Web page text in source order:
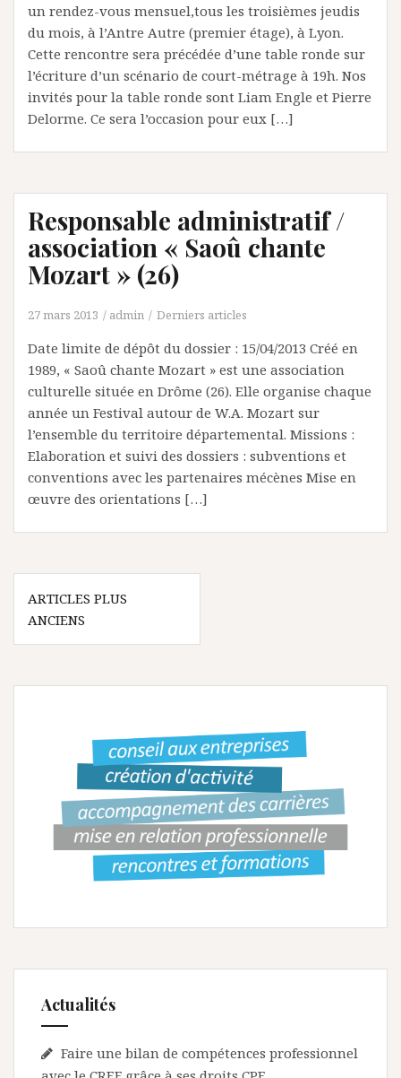
un rendez-vous mensuel,tous les troisièmes jeudis
du mois, à l’Antre Autre (premier étage), à Lyon.
Cette rencontre sera précédée d’une table ronde sur
l’écriture d’un scénario de court-métrage à 19h. Nos
invités pour la table ronde sont Liam Engle et Pierre
Delorme. Ce sera l’occasion pour eux […]
Responsable administratif /
association « Saoû chante
Mozart » (26)
27 mars 2013 admin Derniers articles
Date limite de dépôt du dossier : 15/04/2013 Créé en
1989, « Saoû chante Mozart » est une association
culturelle située en Drôme (26). Elle organise chaque
année un Festival autour de W.A. Mozart sur
l’ensemble du territoire départemental. Missions :
Elaboration et suivi des dossiers : subventions et
conventions avec les partenaires mécènes Mise en
œuvre des orientations […]
N
a
i
e
s
ARTICLES PLUS
ANCIENS
Actualités
Faire une bilan de compétences professionnel